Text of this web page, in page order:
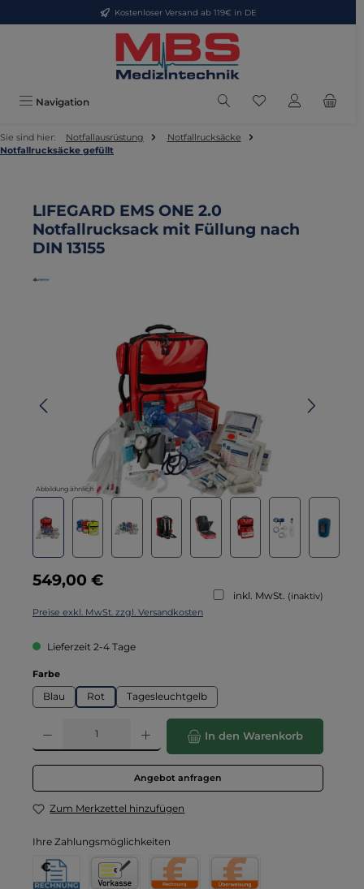
Zum Hauptinhalt springenKostenloser Versand ab 119€ in DE
Navigation Du hast 0
Sie sind hier: Notfallausrüstung
Notfallrucksäcke
Notfallrucksäcke gefüllt
LIFEGARD EMS ONE 2.0
Notfallrucksack mit Füllung nach
DIN 13155
Abbildung ähnlich
Regulärer Preis:
549,00 €
inkl. MwSt. (inaktiv)
Preise exkl. MwSt. zzgl. Versandkosten
Lieferzeit 2-4 Tage
Farbeauswählen
Blau Rot Tagesleuchtgelb
Produkt Anzahl: Gib den gewünschten Wert ein oder benutze die
In den Warenkorb
Angebot anfragen
Zum Merkzettel hinzufügen
Ihre Zahlungsmöglichkeiten